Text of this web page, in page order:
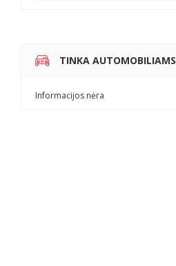
TINKA AUTOMOBILIAMS
Informacijos nėra